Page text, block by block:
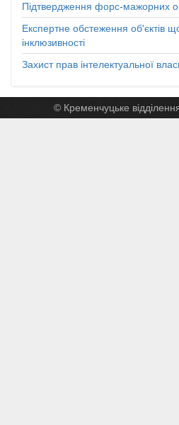
Підтвердження форс-мажорних
Експертне обстеження об'єктів
інклюзивності
Захист прав інтелектуальної
© Кременчуцьке